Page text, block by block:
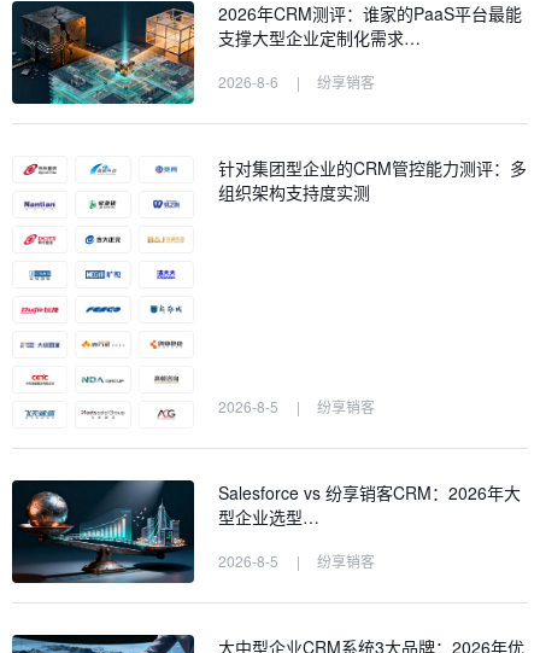
2026年CRM测评：谁家的PaaS平台最能
支撑大型企业定制化需求…
2026-8-6 | 纷享销客
针对集团型企业的CRM管控能力测评：多
组织架构支持度实测
2026-8-5 | 纷享销客
Salesforce vs 纷享销客CRM：2026年大
型企业选型…
2026-8-5 | 纷享销客
大中型企业CRM系统3大品牌：2026年优